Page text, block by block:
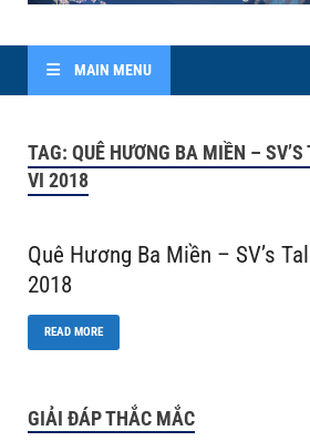
MAIN MENU
TAG: QUÊ HƯƠNG BA MIỀN –
VI 2018
Quê Hương Ba Miền – SV’s
2018
READ MORE
GIẢI ĐÁP THẮC MẮC